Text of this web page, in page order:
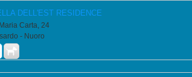
DELL'EST RESIDENCE
Carta, 24
- Nuoro